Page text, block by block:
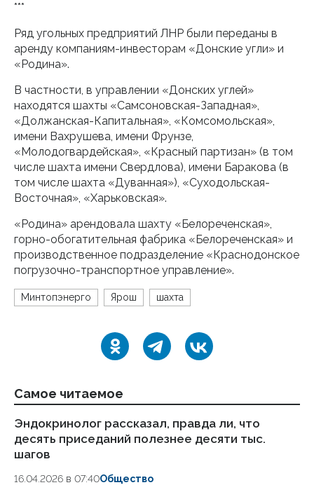
***
Ряд угольных предприятий ЛНР были переданы в
аренду компаниям-инвесторам «Донские угли» и
«Родина».
В частности, в управлении «Донских углей»
находятся шахты «Самсоновская-Западная»,
«Должанская-Капитальная», «Комсомольская»,
имени Вахрушева, имени Фрунзе,
«Молодогвардейская», «Красный партизан» (в том
числе шахта имени Свердлова), имени Баракова (в
том числе шахта «Дуванная»), «Суходольская-
Восточная», «Харьковская».
«Родина» арендовала шахту «Белореченская»,
горно-обогатительная фабрика «Белореченская» и
производственное подразделение «Краснодонское
погрузочно-транспортное управление».
Минтопэнерго Ярош шахта
Самое читаемое
Эндокринолог рассказал, правда ли, что
десять приседаний полезнее десяти тыс.
шагов
16.04.2026 в 07:40Общество